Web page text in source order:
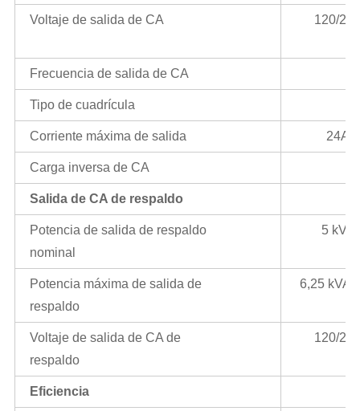
Voltaje de salida de CA 120/
Frecuencia de salida de CA
Tipo de cuadrícula
Corriente máxima de salida 24A
Carga inversa de CA
Salida de CA de respaldo
Potencia de salida de respaldo
nominal
5 kVA
Potencia máxima de salida de
respaldo
6,25 kVA
Voltaje de salida de CA de
respaldo
120/
Eficiencia